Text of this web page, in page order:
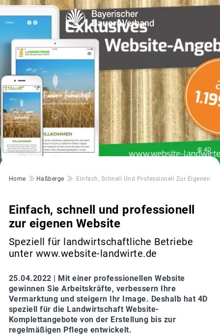
© 4D
Pfadnavigation
Home Haßberge Einfach, Schnell Und Professionell Zur Eigenen
Einfach, schnell und professionell
zur eigenen Website
Speziell für landwirtschaftliche Betriebe
unter www.website-landwirte.de
25.04.2022 | Mit einer professionellen Website
gewinnen Sie Arbeitskräfte, verbessern Ihre
Vermarktung und steigern Ihr Image. Deshalb hat 4D
speziell für die Landwirtschaft Website-
Komplettangebote von der Erstellung bis zur
regelmäßigen Pflege entwickelt.